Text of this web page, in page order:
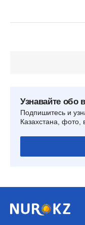
Узнавайте обо
Подпишитесь и
Казахстана, фото,